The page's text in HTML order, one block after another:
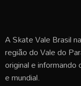
A Skate Vale Brasil
região do Vale do
original e
e mundial.